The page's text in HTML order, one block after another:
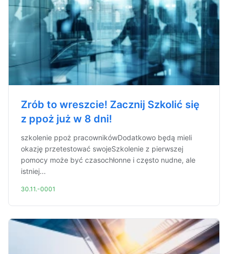
Zrób to wreszcie! Zacznij Szkolić się
z ppoż już w 8 dni!
szkolenie ppoż pracownikówDodatkowo będą mieli
okazję przetestować swojeSzkolenie z pierwszej
pomocy może być czasochłonne i często nudne, ale
istniej...
30.11.-0001